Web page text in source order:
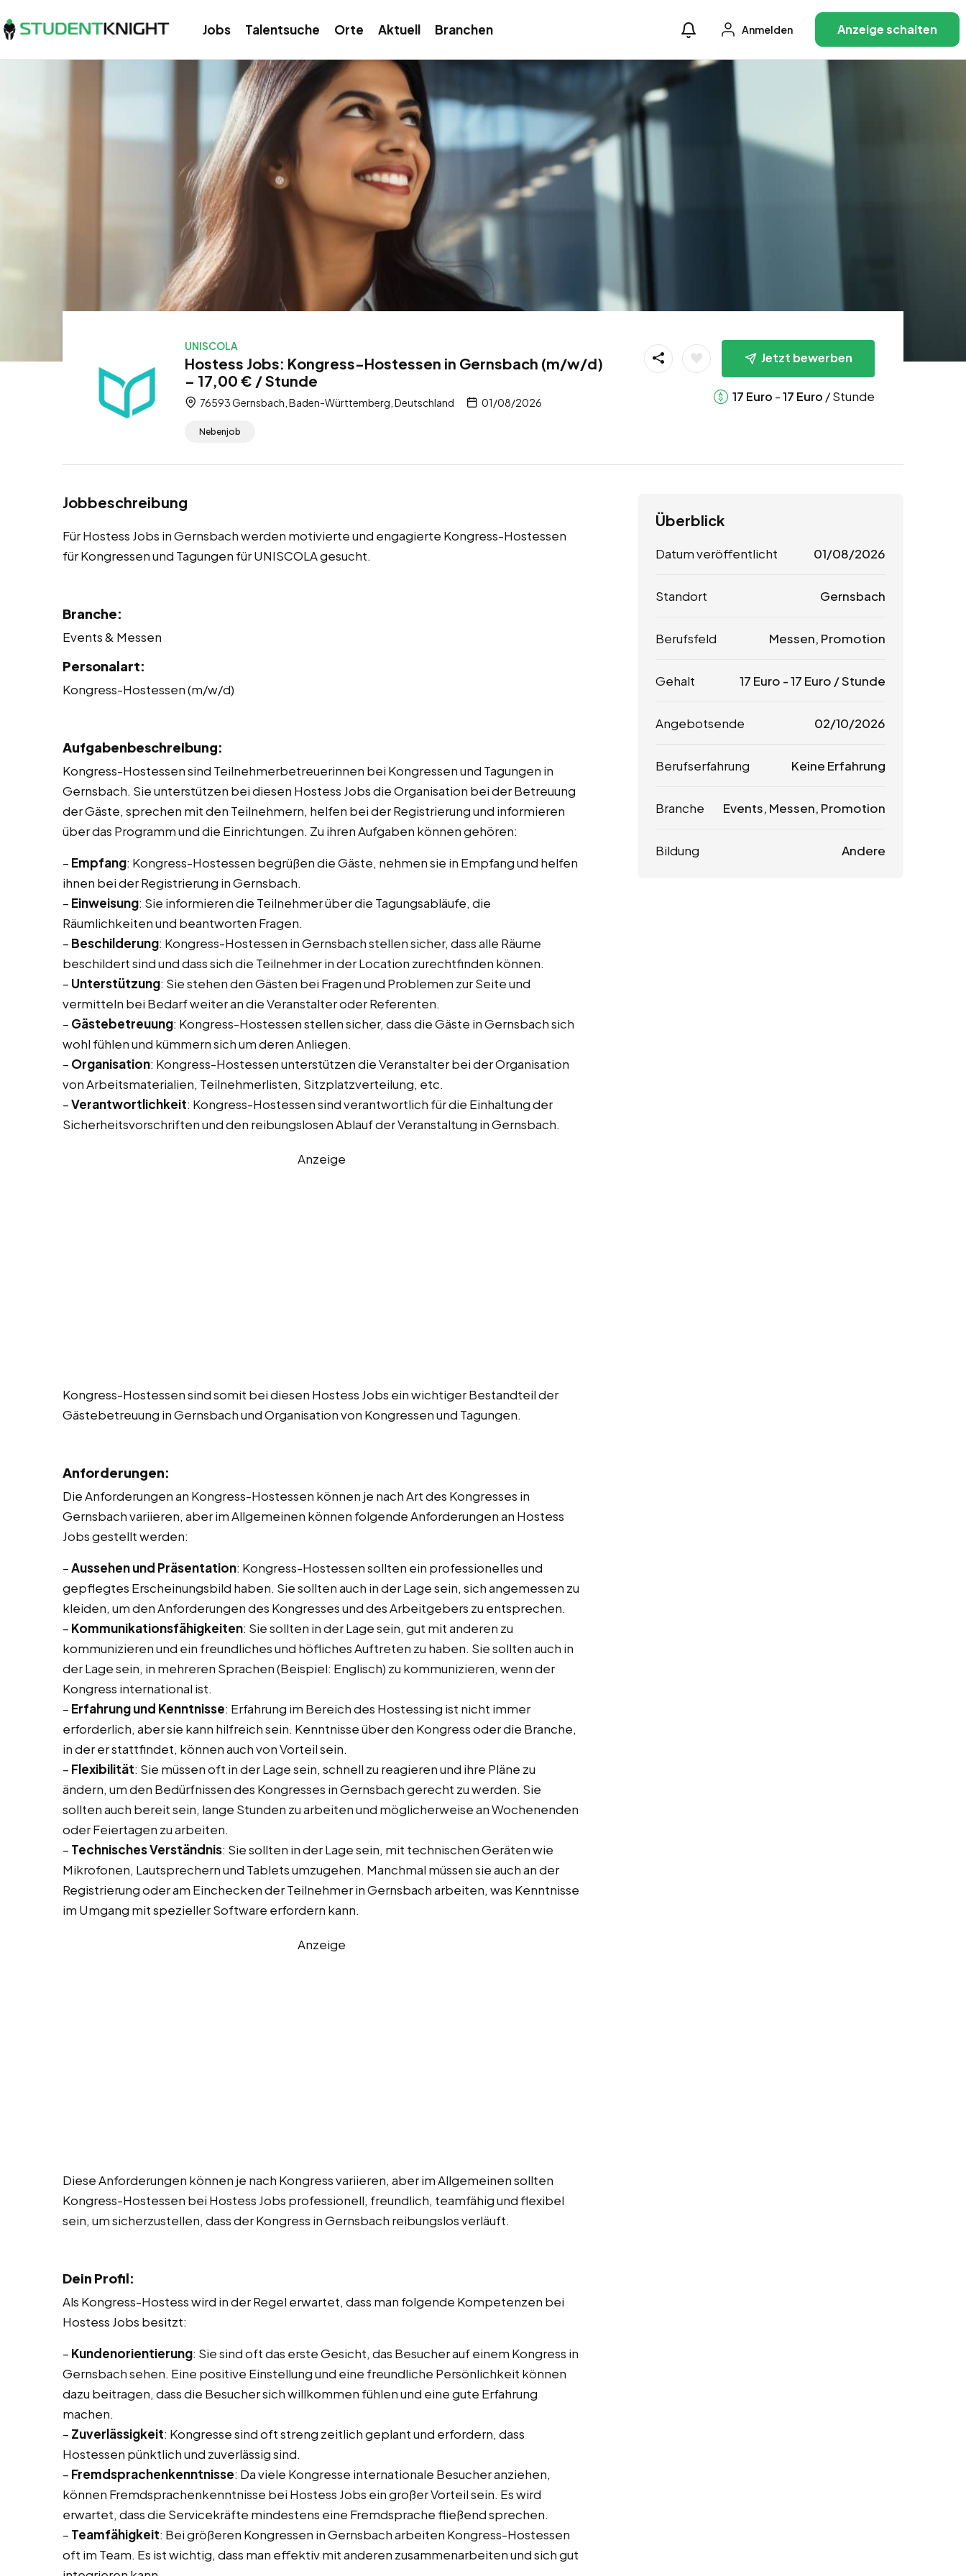
Jobs Talentsuche Orte Aktuell Branchen Anmelden Anzeige schalten
UNISCOLA
Hostess Jobs: Kongress-Hostessen in Gernsbach (m/w/d)
– 17,00 € / Stunde
76593 Gernsbach, Baden-Württemberg, Deutschland 01/08/2026
Nebenjob
Jetzt bewerben
17 Euro -17 Euro / Stunde
Jobbeschreibung
Für Hostess Jobs in Gernsbach werden motivierte und engagierte Kongress-Hostessen
für Kongressen und Tagungen für UNISCOLA gesucht.
Branche:
Events & Messen
Personalart:
Kongress-Hostessen (m/w/d)
Aufgabenbeschreibung:
Kongress-Hostessen sind Teilnehmerbetreuerinnen bei Kongressen und Tagungen in
Gernsbach. Sie unterstützen bei diesen Hostess Jobs die Organisation bei der Betreuung
der Gäste, sprechen mit den Teilnehmern, helfen bei der Registrierung und informieren
über das Programm und die Einrichtungen. Zu ihren Aufgaben können gehören:
– Empfang: Kongress-Hostessen begrüßen die Gäste, nehmen sie in Empfang und helfen
ihnen bei der Registrierung in Gernsbach.
– Einweisung: Sie informieren die Teilnehmer über die Tagungsabläufe, die
Räumlichkeiten und beantworten Fragen.
– Beschilderung: Kongress-Hostessen in Gernsbach stellen sicher, dass alle Räume
beschildert sind und dass sich die Teilnehmer in der Location zurechtfinden können.
– Unterstützung: Sie stehen den Gästen bei Fragen und Problemen zur Seite und
vermitteln bei Bedarf weiter an die Veranstalter oder Referenten.
– Gästebetreuung: Kongress-Hostessen stellen sicher, dass die Gäste in Gernsbach sich
wohl fühlen und kümmern sich um deren Anliegen.
– Organisation: Kongress-Hostessen unterstützen die Veranstalter bei der Organisation
von Arbeitsmaterialien, Teilnehmerlisten, Sitzplatzverteilung, etc.
–Verantwortlichkeit: Kongress-Hostessen sind verantwortlich für die Einhaltung der
Sicherheitsvorschriften und den reibungslosen Ablauf der Veranstaltung in Gernsbach.
Anzeige
Kongress-Hostessen sind somit bei diesen Hostess Jobs ein wichtiger Bestandteil der
Gästebetreuung in Gernsbach und Organisation von Kongressen und Tagungen.
Anforderungen:
Die Anforderungen an Kongress-Hostessen können je nach Art des Kongresses in
Gernsbach variieren, aber im Allgemeinen können folgende Anforderungen an Hostess
Jobs gestellt werden:
–Aussehen und Präsentation: Kongress-Hostessen sollten ein professionelles und
gepflegtes Erscheinungsbild haben. Sie sollten auch in der Lage sein, sich angemessen zu
kleiden, um den Anforderungen des Kongresses und des Arbeitgebers zu entsprechen.
– Kommunikationsfähigkeiten: Sie sollten in der Lage sein, gut mit anderen zu
kommunizieren und ein freundliches und höfliches Auftreten zu haben. Sie sollten auch in
der Lage sein, in mehreren Sprachen (Beispiel: Englisch) zu kommunizieren, wenn der
Kongress international ist.
– Erfahrung und Kenntnisse: Erfahrung im Bereich des Hostessing ist nicht immer
erforderlich, aber sie kann hilfreich sein. Kenntnisse über den Kongress oder die Branche,
in der er stattfindet, können auch von Vorteil sein.
– Flexibilität: Sie müssen oft in der Lage sein, schnell zu reagieren und ihre Pläne zu
ändern, um den Bedürfnissen des Kongresses in Gernsbach gerecht zu werden. Sie
sollten auch bereit sein, lange Stunden zu arbeiten und möglicherweise an Wochenenden
oder Feiertagen zu arbeiten.
– Technisches Verständnis: Sie sollten in der Lage sein, mit technischen Geräten wie
Mikrofonen, Lautsprechern und Tablets umzugehen. Manchmal müssen sie auch an der
Registrierung oder am Einchecken der Teilnehmer in Gernsbach arbeiten, was Kenntnisse
im Umgang mit spezieller Software erfordern kann.
Anzeige
Diese Anforderungen können je nach Kongress variieren, aber im Allgemeinen sollten
Kongress-Hostessen bei Hostess Jobs professionell, freundlich, teamfähig und flexibel
sein, um sicherzustellen, dass der Kongress in Gernsbach reibungslos verläuft.
Dein Profil:
Als Kongress-Hostess wird in der Regel erwartet, dass man folgende Kompetenzen bei
Hostess Jobs besitzt:
– Kundenorientierung: Sie sind oft das erste Gesicht, das Besucher auf einem Kongress in
Gernsbach sehen. Eine positive Einstellung und eine freundliche Persönlichkeit können
dazu beitragen, dass die Besucher sich willkommen fühlen und eine gute Erfahrung
machen.
– Zuverlässigkeit: Kongresse sind oft streng zeitlich geplant und erfordern, dass
Hostessen pünktlich und zuverlässig sind.
– Fremdsprachenkenntnisse: Da viele Kongresse internationale Besucher anziehen,
können Fremdsprachenkenntnisse bei Hostess Jobs ein großer Vorteil sein. Es wird
erwartet, dass die Servicekräfte mindestens eine Fremdsprache fließend sprechen.
– Teamfähigkeit: Bei größeren Kongressen in Gernsbach arbeiten Kongress-Hostessen
oft im Team. Es ist wichtig, dass man effektiv mit anderen zusammenarbeiten und sich gut
Überblick
Datum veröffentlicht 01/08/2026
Standort Gernsbach
Berufsfeld Messen, Promotion
Gehalt 17 Euro -17 Euro / Stunde
Angebotsende 02/10/2026
Berufserfahrung Keine Erfahrung
Branche Events, Messen, Promotion
Bildung Andere